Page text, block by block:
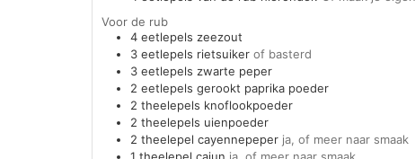
Voor de rub
4 eetlepels zeezout
3 eetlepels rietsuiker of basterd
3 eetlepels zwarte peper
2 eetlepels gerookt paprika poeder
2 theelepels knoflookpoeder
2 theelepels uienpoeder
2 theelepel cayennepeper ja, of meer naar smaak